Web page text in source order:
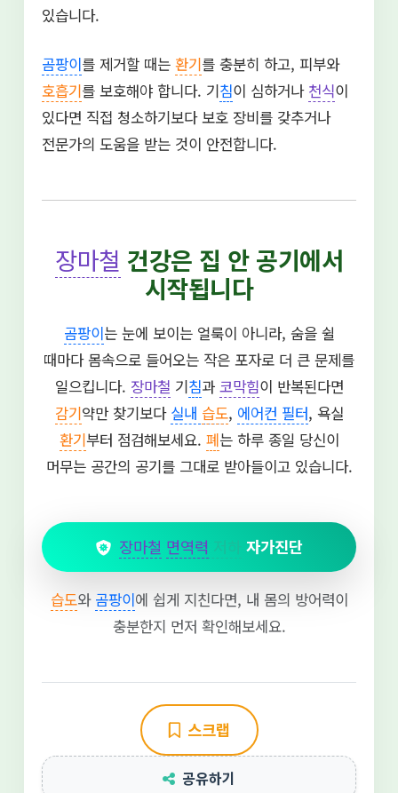
있습니다.
곰팡이를 제거할 때는 환기를 충분히 하고, 피부와
호흡기를 보호해야 합니다. 기침이 심하거나 천식이
있다면 직접 청소하기보다 보호 장비를 갖추거나
전문가의 도움을 받는 것이 안전합니다.
장마철 건강은 집 안 공기에서
시작됩니다
곰팡이는 눈에 보이는 얼룩이 아니라, 숨을 쉴
때마다 몸속으로 들어오는 작은 포자로 더 큰 문제를
일으킵니다. 장마철 기침과 코막힘이 반복된다면
감기약만 찾기보다 실내 습도, 에어컨 필터, 욕실
환기부터 점검해보세요. 폐는 하루 종일 당신이
머무는 공간의 공기를 그대로 받아들이고 있습니다.
장마철 면역력 저하 자가진단
습도와 곰팡이에 쉽게 지친다면, 내 몸의 방어력이
충분한지 먼저 확인해보세요.
스크랩
공유하기